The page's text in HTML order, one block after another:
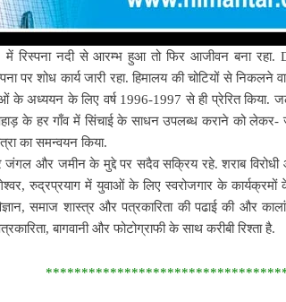
में रिस्पना नदी से आरम्भ हुआ तो फिर आजीवन बना
पर शोध कार्य जारी रहा. हिमालय की चोटियों से निकलने
के अध्ययन के लिए वर्ष 1996-1997 से ही प्रेरित किया.
के हर गाँव में सिंचाई के साधन उपलब्ध कराने को
का समन्वयन किया.
और जमीन के मुद्दे पर सदैव सक्रिय रहे. शराब
रुद्रप्रयाग में युवाओं के लिए स्वरोजगार के कार्यक्रमों
समाज शास्त्र और पत्रकारिता की पढाई की और
बागवानी और फोटोग्राफी के साथ करीबी रिश्ता है.